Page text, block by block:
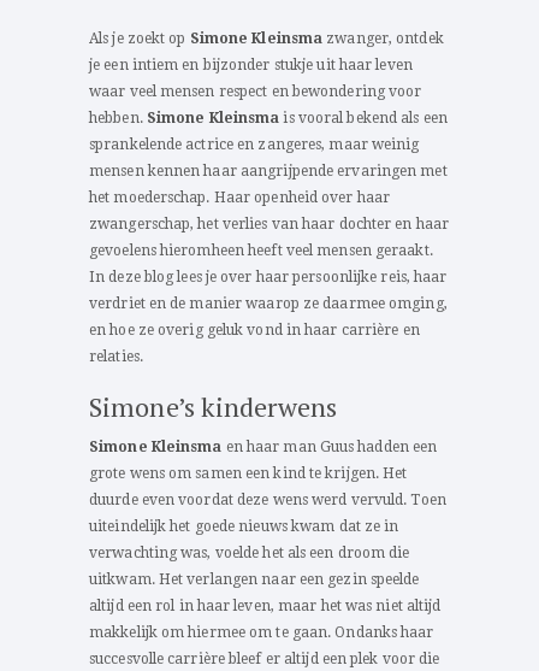
Als je zoekt op Simone Kleinsma zwanger, ontdek
je een intiem en bijzonder stukje uit haar leven
waar veel mensen respect en bewondering voor
hebben. Simone Kleinsma is vooral bekend als een
sprankelende actrice en zangeres, maar weinig
mensen kennen haar aangrijpende ervaringen met
het moederschap. Haar openheid over haar
zwangerschap, het verlies van haar dochter en haar
gevoelens hieromheen heeft veel mensen geraakt.
In deze blog lees je over haar persoonlijke reis, haar
verdriet en de manier waarop ze daarmee omging,
en hoe ze overig geluk vond in haar carrière en
relaties.
Simone’s kinderwens
Simone Kleinsma en haar man Guus hadden een
grote wens om samen een kind te krijgen. Het
duurde even voordat deze wens werd vervuld. Toen
uiteindelijk het goede nieuws kwam dat ze in
verwachting was, voelde het als een droom die
uitkwam. Het verlangen naar een gezin speelde
altijd een rol in haar leven, maar het was niet altijd
makkelijk om hiermee om te gaan. Ondanks haar
succesvolle carrière bleef er altijd een plek voor die